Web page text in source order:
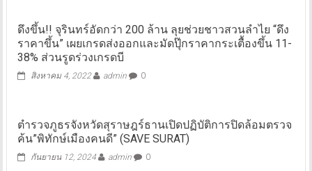
ดึงขึ้น!! จุรินทร์อัดกว่า 200 ล้าน ลุยช่วยชาวสวนลำไย “ดึง
ราคาขึ้น” เผยเกรดส่งออกและมัดปุ๊กราคากระเตื้องขึ้น 11-
38% ส่วนรูดร่วงเกรดบี
สิงหาคม 4, 2022 admin 0
ตำรวจภูธรจังหวัดสุราษฎร์ธานเปิดปฏิบัติการปิดล้อมตรวจ
ค้น”พิทักษ์เมืองคนดี” (SAVE SURAT)
กันยายน 12, 2024 admin 0